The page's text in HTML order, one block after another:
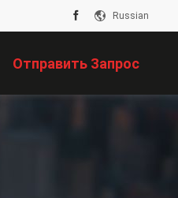
Russian
Отправить Запрос